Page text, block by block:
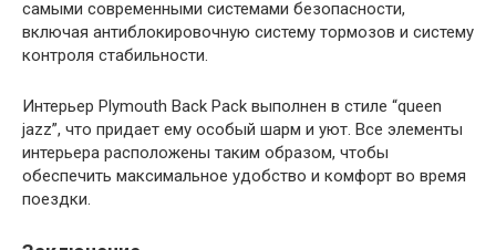
самыми современными системами безопасности,
включая антиблокировочную систему тормозов и систему
контроля стабильности.
Интерьер Plymouth Back Pack выполнен в стиле “queen
jazz”, что придает ему особый шарм и уют. Все элементы
интерьера расположены таким образом, чтобы
обеспечить максимальное удобство и комфорт во время
поездки.